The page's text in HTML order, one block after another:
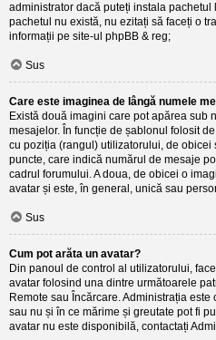
administrator dacă puteți instala
pachetul nu există, nu ezitați să faceți o
informații pe site-ul phpBB & reg;
Sus
Care este imaginea de lângă numele
Există două imagini care pot apărea sub
mesajelor. În funcție de șablonul folosit
cu poziția (rangul) utilizatorului, de obicei
puncte, care indică numărul de mesaje
cadrul forumului. A doua, de obicei o
avatar și este, în general, unică sau
Sus
Cum pot arăta un avatar?
Din panoul de control al utilizatorului,
avatar folosind una dintre următoarele
Remote sau Încărcare. Administrația
sau nu și în ce mărime și greutate pot fi
avatar nu este disponibilă, contactați